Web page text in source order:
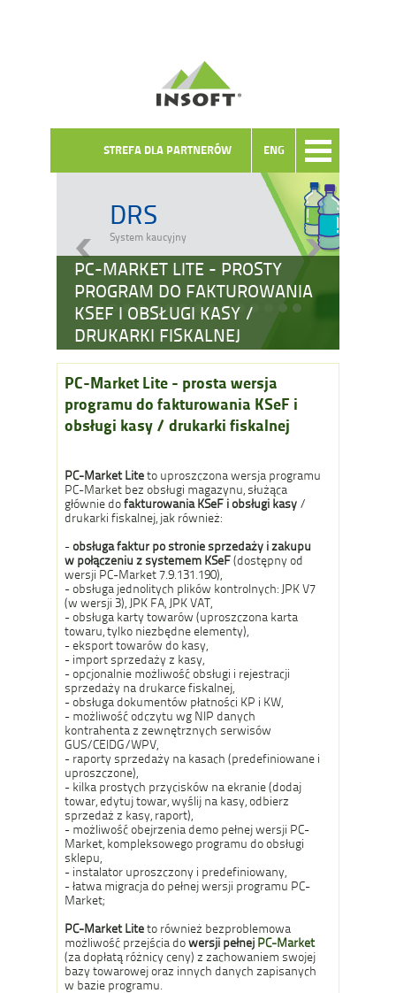
ENG
STREFA DLA PARTNERÓW
PC-MARKET LITE - PROSTY
PROGRAM DO FAKTUROWANIA
KSEF I OBSŁUGI KASY /
DRUKARKI FISKALNEJ
DRS
System kaucyjny
PC-Market Lite - prosta wersja
programu do fakturowania KSeF i
obsługi kasy / drukarki fiskalnej
PC-Market Liteto uproszczona wersja programu
PC-Market bez obsługi magazynu, służąca
głównie dofakturowania KSeF i obsługi kasy /
drukarki fiskalnej, jak również:
-obsługa faktur po stronie sprzedaży i zakupu
w połączeniu z systemem KSeF(dostępny od
wersji PC-Market 7.9.131.190),
- obsługa jednolitych plików kontrolnych: JPK V7
(w wersji 3), JPK FA, JPK VAT,
- obsługa karty towarów (uproszczona karta
towaru, tylko niezbędne elementy),
- eksport towarów do kasy,
- import sprzedaży z kasy,
- opcjonalnie możliwość obsługi i rejestracji
sprzedaży na drukarce fiskalnej,
- obsługa dokumentów płatności KP i KW,
- możliwość odczytu wg NIP danych
kontrahenta z zewnętrznych serwisów
GUS/CEIDG/WPV,
- raporty sprzedaży na kasach (predefiniowane i
uproszczone),
- kilka prostych przycisków na ekranie (dodaj
towar, edytuj towar, wyślij na kasy, odbierz
sprzedaż z kasy, raport),
- możliwość obejrzenia demo pełnej wersji PC-
Market, kompleksowego programu do obsługi
sklepu,
- instalator uproszczony i predefiniowany,
- łatwa migracja do pełnej wersji programu PC-
Market;
PC-Market Liteto również bezproblemowa
możliwość przejścia dowersji pełnej PC-Market
(za dopłatą różnicy ceny) z zachowaniem swojej
bazy towarowej oraz innych danych zapisanych
w bazie programu.